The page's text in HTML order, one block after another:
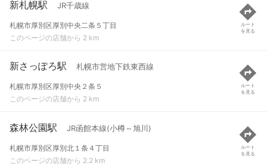
新札幌駅 JR千歳線
札幌市厚別区厚別中央二条５丁目
このページの店舗から 2 km
ルート
を見る
新さっぽろ駅 札幌市営地下鉄東西線
札幌市厚別区厚別中央２条５
このページの店舗から 2 km
ルート
を見る
森林公園駅 JR函館本線(小樽～旭川)
札幌市厚別区厚別北１条４丁目
このページの店舗から 2.2 km
ルート
を見る